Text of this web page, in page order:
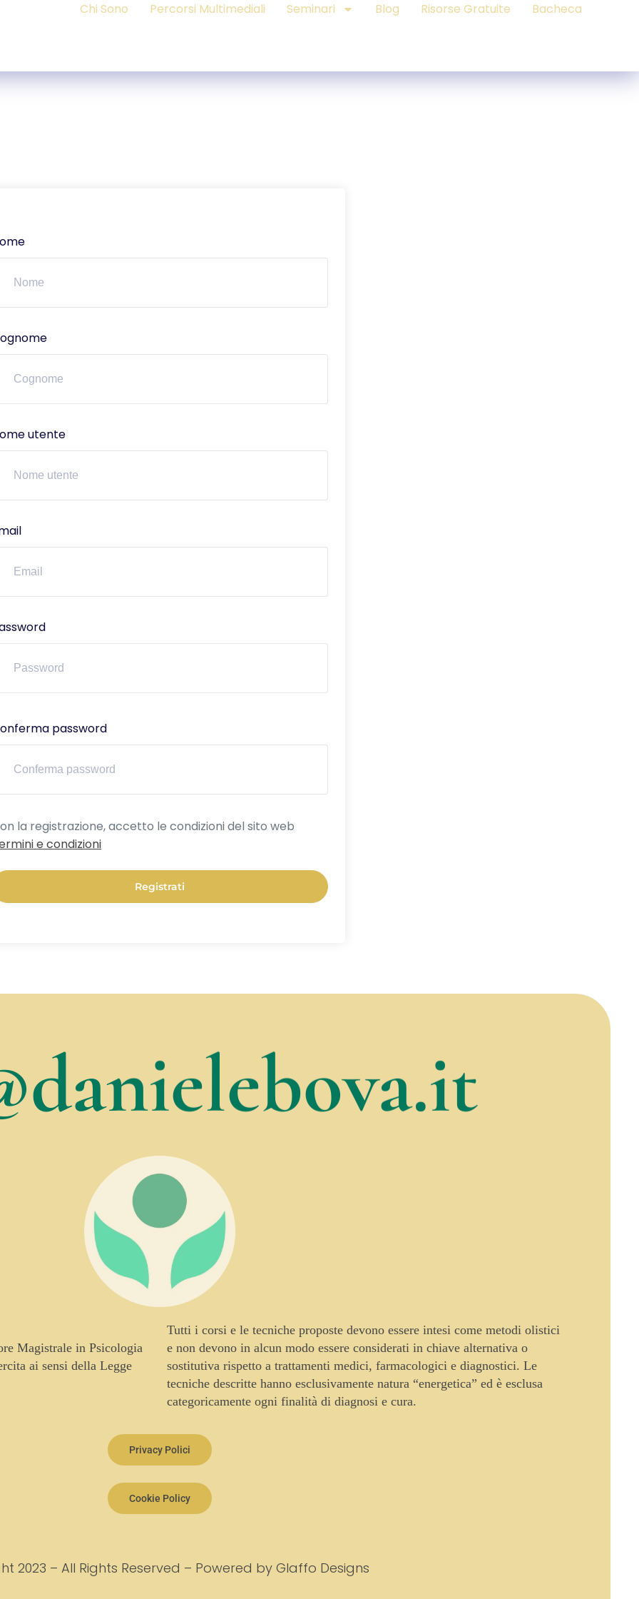
Chi Sono Percorsi Multimediali Seminari Blog Risorse Gratuite Bacheca
utente
password
la registrazione, accetto le condizioni del sito web
e condizioni
Registrati
Magistrale in Psicologia
ai sensi della Legge
Tutti i corsi e le tecniche proposte devono essere intesi come metodi olistici
e non devono in alcun modo essere considerati in chiave alternativa o
sostitutiva rispetto a trattamenti medici, farmacologici e diagnostici. Le
tecniche descritte hanno esclusivamente natura “energetica” ed è esclusa
categoricamente ogni finalità di diagnosi e cura.
Privacy Polici
Cookie Policy
2023 – All Rights Reserved – Powered by Glaffo Designs